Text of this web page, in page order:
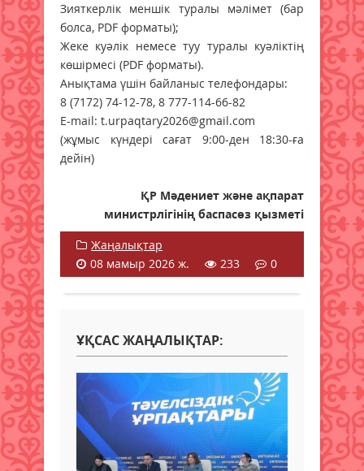
Зияткерлік меншік туралы мәлімет (бар
болса, PDF форматы);
Жеке куәлік немесе туу туралы куәліктің
көшірмесі (PDF форматы).
Анықтама үшін байланыс телефондары:
8 (7172) 74-12-78, 8 777-114-66-82
E-mail: t.urpaqtary2026@gmail.com
(жұмыс күндері сағат 9:00-ден 18:30-ға
дейін)
ҚР Мәдениет және ақпарат
министрлігінің баспасөз қызметі
Жаңалықтар
08 мамыр 2026 ж.
233 0
ҰҚСАС ЖАҢАЛЫҚТАР: